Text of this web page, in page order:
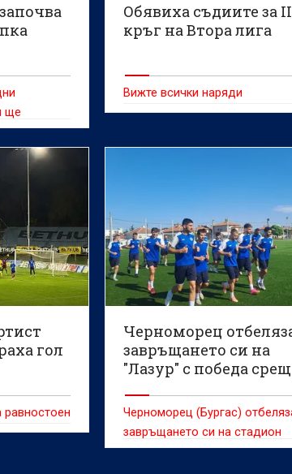
ще
Обявиха съдиите за
кръг на Втора лига
Вижте всички наряди
гол
равностоен
Черноморец
завръщането си на
"Лазур" с победа
Черноморец (Бургас)
завръщането си на стадион
"Лазур" с победа с 1:0 срещу